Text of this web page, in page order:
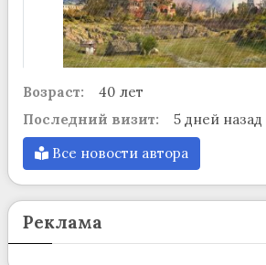
Возраст:
40 лет
Последний визит:
5 дней назад
Все новости автора
Реклама